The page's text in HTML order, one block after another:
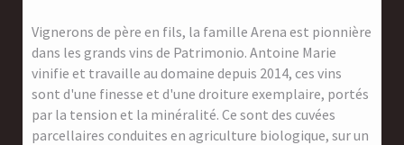
Vignerons de père en fils, la famille Arena est pionnière
dans les grands vins de Patrimonio. Antoine Marie
vinifie et travaille au domaine depuis 2014, ces vins
sont d'une finesse et d'une droiture exemplaire, portés
par la tension et la minéralité. Ce sont des cuvées
parcellaires conduites en agriculture biologique, sur un